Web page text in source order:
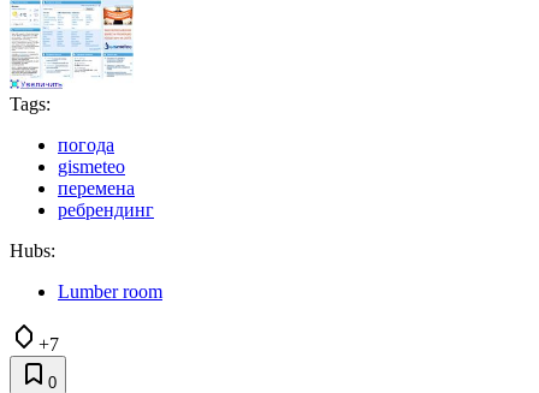
Tags:
погода
gismeteo
перемена
ребрендинг
Hubs:
Lumber room
+7
0